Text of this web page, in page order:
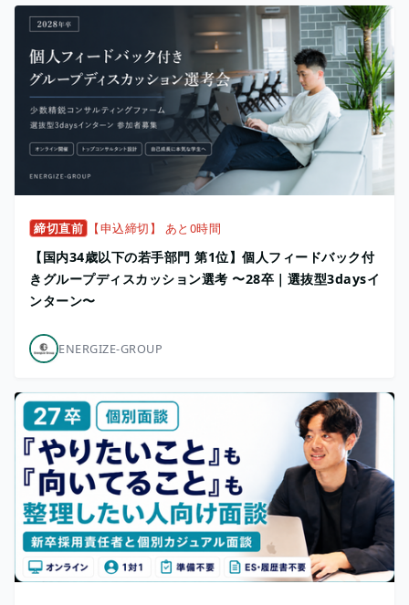
締切直前 【申込締切】 あと0時間
【国内34歳以下の若手部門 第1位】個人フィードバック付
きグループディスカッション選考 〜28卒｜選抜型3daysイ
ンターン〜
ENERGIZE-GROUP